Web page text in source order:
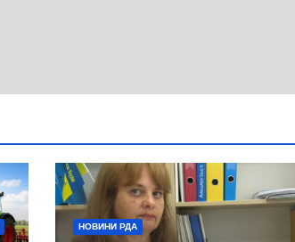
НОВИНИ РДА